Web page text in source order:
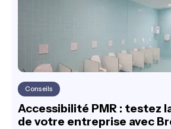
Conseils
Accessibilité PMR : testez
de votre entreprise avec